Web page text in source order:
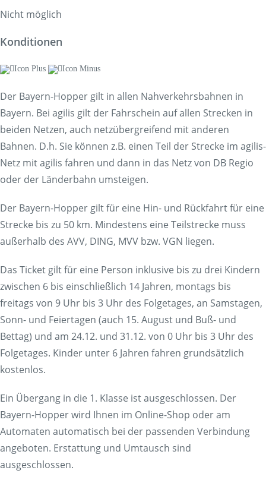
Nicht möglich
Konditionen
Der Bayern-Hopper gilt in allen Nahverkehrsbahnen in
Bayern. Bei agilis gilt der Fahrschein auf allen Strecken in
beiden Netzen, auch netzübergreifend mit anderen
Bahnen. D.h. Sie können z.B. einen Teil der Strecke im agilis-
Netz mit agilis fahren und dann in das Netz von DB Regio
oder der Länderbahn umsteigen.
Der Bayern-Hopper gilt für eine Hin- und Rückfahrt für eine
Strecke bis zu 50 km. Mindestens eine Teilstrecke muss
außerhalb des AVV, DING, MVV bzw. VGN liegen.
Das Ticket gilt für eine Person inklusive bis zu drei Kindern
zwischen 6 bis einschließlich 14 Jahren, montags bis
freitags von 9 Uhr bis 3 Uhr des Folgetages, an Samstagen,
Sonn- und Feiertagen (auch 15. August und Buß- und
Bettag) und am 24.12. und 31.12. von 0 Uhr bis 3 Uhr des
Folgetages. Kinder unter 6 Jahren fahren grundsätzlich
kostenlos.
Ein Übergang in die 1. Klasse ist ausgeschlossen. Der
Bayern-Hopper wird Ihnen im Online-Shop oder am
Automaten automatisch bei der passenden Verbindung
angeboten. Erstattung und Umtausch sind
ausgeschlossen.